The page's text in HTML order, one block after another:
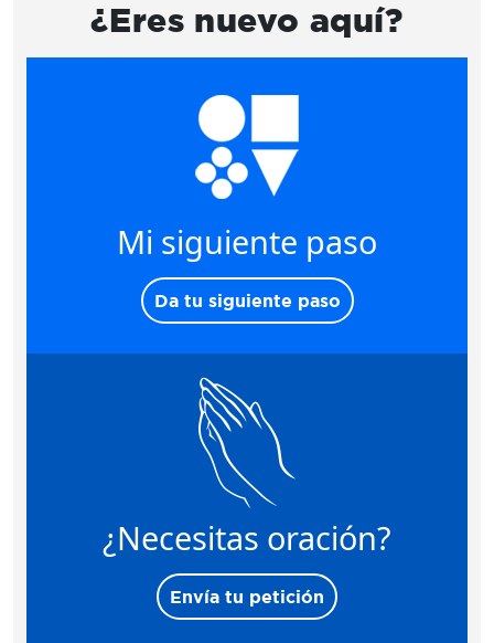
¿Eres nuevo aquí?
Mi siguiente paso
Da tu siguiente paso
¿Necesitas oración?
Envía tu petición